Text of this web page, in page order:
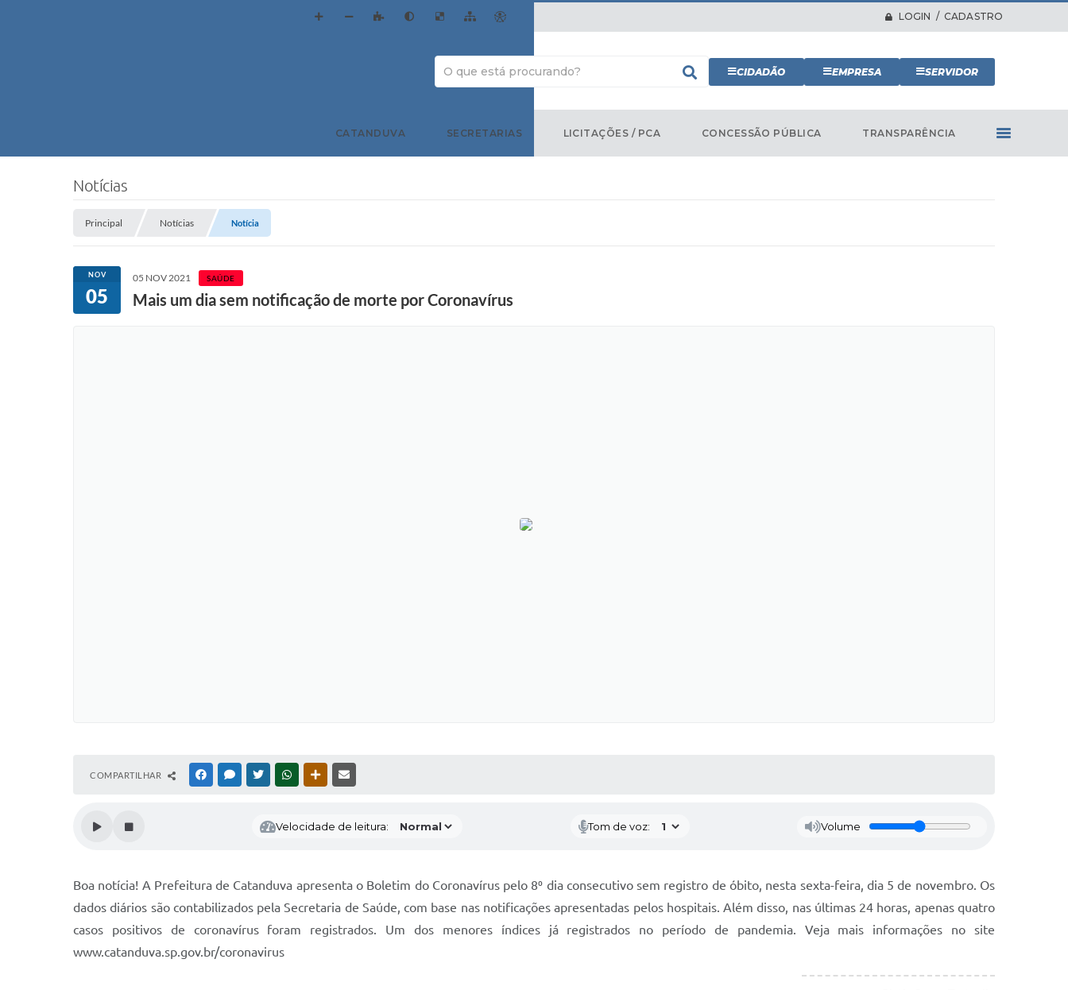
LOGIN / CADASTRO
CIDADÃO EMPRESA SERVIDOR
CATANDUVA SECRETARIAS LICITAÇÕES / PCA CONCESSÃO PÚBLICA TRANSPARÊNCIA
Notícias
Principal Notícias Notícia
NOV
05
05 NOV 2021 SAÚDE
Mais um dia sem notificação de morte por Coronavírus
COMPARTILHAR FACEBOOKMESSENGER
TWITTERWHATSAPPOUTRAS MÍDIAS
Velocidade de leitura: Tom de voz: Volume
Boa notícia! A Prefeitura de Catanduva apresenta o Boletim do Coronavírus pelo 8⁰ dia consecutivo sem registro de óbito, nesta sexta-feira, dia 5 de novembro. Os
dados diários são contabilizados pela Secretaria de Saúde, com base nas notificações apresentadas pelos hospitais. Além disso, nas últimas 24 horas, apenas quatro
casos positivos de coronavírus foram registrados. Um dos menores índices já registrados no período de pandemia. Veja mais informações no site
www.catanduva.sp.gov.br/coronavirus